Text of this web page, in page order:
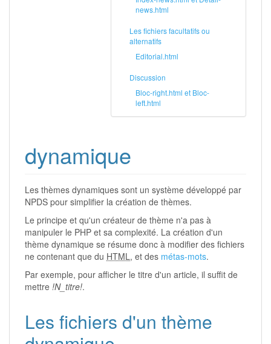
news.html
Les fichiers facultatifs ou
alternatifs
Editorial.html
Discussion
Bloc-right.html et Bloc-
left.html
dynamique
Les thèmes dynamiques sont un système développé par
NPDS pour simplifier la création de thèmes.
Le principe et qu'un créateur de thème n'a pas à
manipuler le PHP et sa complexité. La création d'un
thème dynamique se résume donc à modifier des fichiers
ne contenant que du HTML, et des métas-mots.
Par exemple, pour afficher le titre d'un article, il suffit de
mettre !N_titre!.
Les fichiers d'un thème